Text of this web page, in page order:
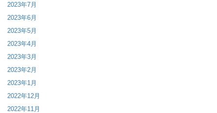
2023年7月
2023年6月
2023年5月
2023年4月
2023年3月
2023年2月
2023年1月
2022年12月
2022年11月